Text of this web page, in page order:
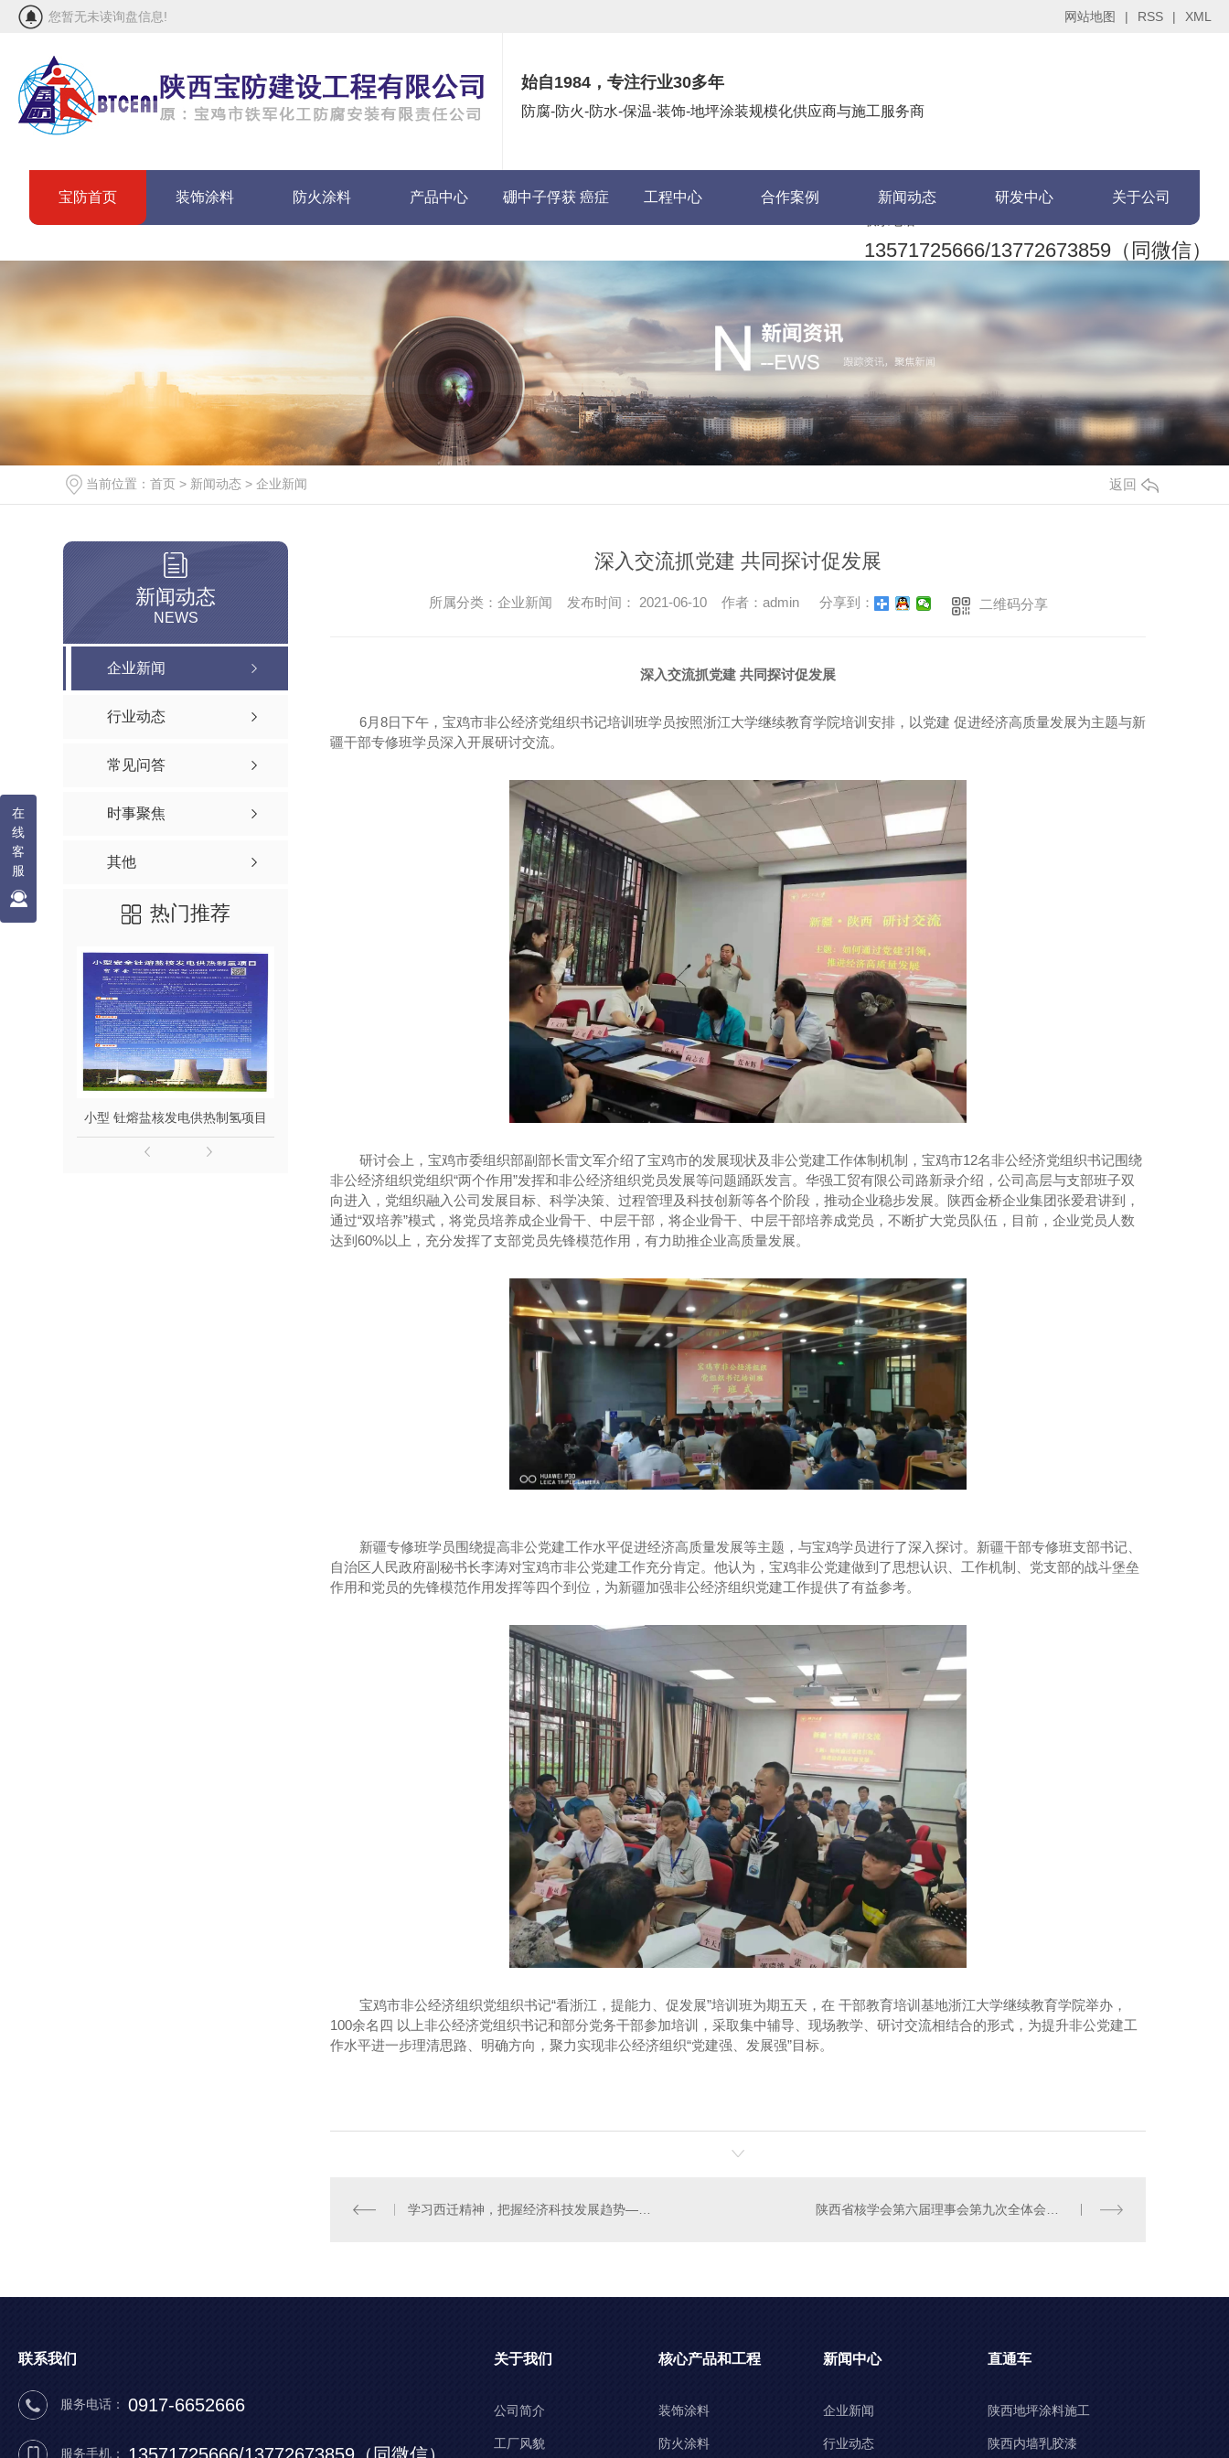
您暂无未读询盘信息! 网站地图 | RSS | XML
始自1984，专注行业30多年
防腐-防火-防水-保温-装饰-地坪涂装规模化供应商与施工服务商
13571725666/13772673859（同微信）
宝防首页 装饰涂料 防火涂料 产品中心 硼中子俘获 癌症 工程中心 合作案例 新闻动态 研发中心 关于公司
当前位置： 首页 > 新闻动态 > 企业新闻 返回
新闻动态
NEWS
企业新闻
行业动态
常见问答
时事聚焦
其他
热门推荐
小型 钍熔盐核发电供热制氢项目 ..核动力汽车曝光，竟是一座小型核电站
深入交流抓党建 共同探讨促发展
所属分类：企业新闻 发布时间： 2021-06-10 作者：admin 分享到： 二维码分享
深入交流抓党建 共同探讨促发展
6月8日下午，宝鸡市非公经济党组织书记培训班学员按照浙江大学继续教育学院培训安排，以党建 促进经济高质量发展为主题与新
疆干部专修班学员深入开展研讨交流。
研讨会上，宝鸡市委组织部副部长雷文军介绍了宝鸡市的发展现状及非公党建工作体制机制，宝鸡市12名非公经济党组织书记围绕
非公经济组织党组织“两个作用”发挥和非公经济组织党员发展等问题踊跃发言。华强工贸有限公司路新录介绍，公司高层与支部班子双
向进入，党组织融入公司发展目标、科学决策、过程管理及科技创新等各个阶段，推动企业稳步发展。陕西金桥企业集团张爱君讲到，
通过“双培养”模式，将党员培养成企业骨干、中层干部，将企业骨干、中层干部培养成党员，不断扩大党员队伍，目前，企业党员人数
达到60%以上，充分发挥了支部党员先锋模范作用，有力助推企业高质量发展。
新疆专修班学员围绕提高非公党建工作水平促进经济高质量发展等主题，与宝鸡学员进行了深入探讨。新疆干部专修班支部书记、
自治区人民政府副秘书长李涛对宝鸡市非公党建工作充分肯定。他认为，宝鸡非公党建做到了思想认识、工作机制、党支部的战斗堡垒
作用和党员的先锋模范作用发挥等四个到位，为新疆加强非公经济组织党建工作提供了有益参考。
宝鸡市非公经济组织党组织书记“看浙江，提能力、促发展”培训班为期五天，在 干部教育培训基地浙江大学继续教育学院举办，
100余名四 以上非公经济党组织书记和部分党务干部参加培训，采取集中辅导、现场教学、研讨交流相结合的形式，为提升非公党建工
作水平进一步理清思路、明确方向，聚力实现非公经济组织“党建强、发展强”目标。
学习西迁精神，把握经济科技发展趋势——宝鸡市民企协会组织百名企业家赴西安交大开展主题培训活动 陕西省核学会第六届理事会第九次全体会议成功召开
联系我们
服务电话： 0917-6652666
服务手机：
关于我们
公司简介
工厂风貌
核心产品和工程
装饰涂料
防火涂料
新闻中心
企业新闻
行业动态
直通车
陕西地坪涂料施工
陕西内墙乳胶漆
在
线
客
服